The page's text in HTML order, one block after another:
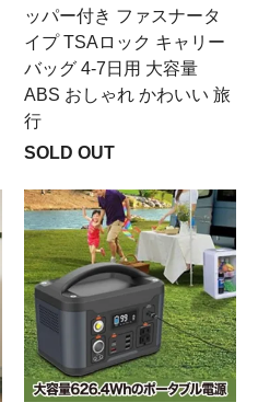
ッパー付き ファスナータ
イプ TSAロック キャリー
バッグ 4-7日用 大容量
ABS おしゃれ かわいい 旅
行
SOLD OUT